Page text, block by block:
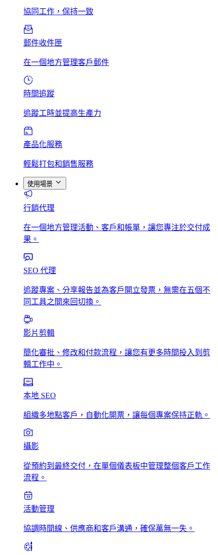
協同工作，保持一致
郵件收件匣
在一個地方管理客戶郵件
時間追蹤
追蹤工時並提高生產力
產品化服務
輕鬆打包和銷售服務
使用場景
行銷代理
在一個地方管理活動、客戶和帳單，讓您專注於交付成
果。
SEO 代理
追蹤專案、分享報告並為客戶開立發票，無需在五個不
同工具之間來回切換。
影片剪輯
簡化審批、修改和付款流程，讓您有更多時間投入到剪
輯工作中。
本地 SEO
組織多地點客戶，自動化開票，讓每個專案保持正軌。
攝影
從預約到最終交付，在單個儀表板中管理整個客戶工作
流程。
活動管理
協調時間線、供應商和客戶溝通，確保萬無一失。